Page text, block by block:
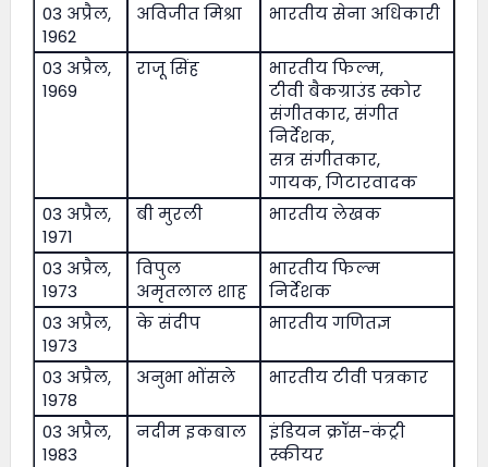
03 अप्रैल,
1962
अविजीत मिश्रा भारतीय सेना अधिकारी
03 अप्रैल,
1969
राजू सिंह
भारतीय फिल्म,
टीवी बैकग्राउंड स्कोर
संगीतकार, संगीत
निर्देशक,
सत्र संगीतकार,
गायक, गिटारवादक
03 अप्रैल,
1971
बी मुरली भारतीय लेखक
03 अप्रैल,
1973
विपुल
अमृतलाल शाह
भारतीय फिल्म
निर्देशक
03 अप्रैल,
1973
के संदीप भारतीय गणितज्ञ
03 अप्रैल,
1978
अनुभा भोंसले भारतीय टीवी पत्रकार
03 अप्रैल,
1983
नदीम इकबाल
इंडियन क्रॉस-कंट्री
स्कीयर